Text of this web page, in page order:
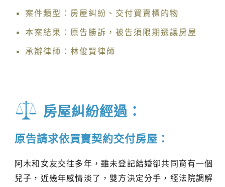
案件類型：房屋糾紛、交付買賣標的物
本案結果：原告勝訴，被告須限期遷讓房屋
承辦律師：林俊賢律師
房屋糾紛經過：
原告請求依買賣契約交付房屋：
阿木和女友交往多年，雖未登記結婚卻共同育有一個
兒子，近幾年感情淡了，雙方決定分手，經法院調解